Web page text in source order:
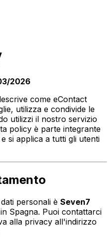
2026
come eContact
utilizza e condivide le
utilizzi il nostro servizio
policy è parte integrante
si applica a tutti gli utenti
personali è Seven7
Spagna. Puoi contattarci
alla privacy all'indirizzo